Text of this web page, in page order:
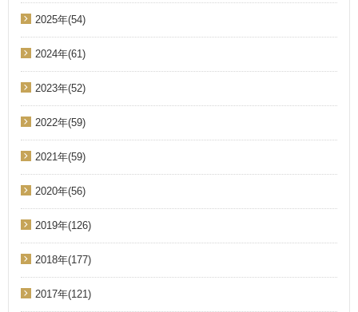
2025年(54)
2024年(61)
2023年(52)
2022年(59)
2021年(59)
2020年(56)
2019年(126)
2018年(177)
2017年(121)